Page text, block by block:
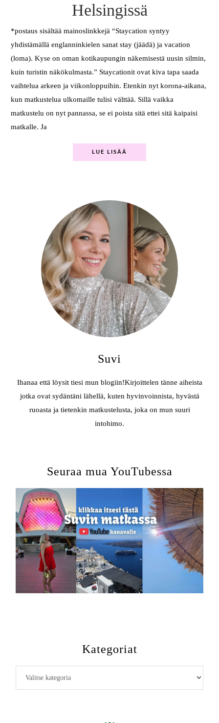
Helsingissä
*postaus sisältää mainoslinkkejä “Staycation syntyy
yhdistämällä englanninkielen sanat stay (jäädä) ja vacation
(loma). Kyse on oman kotikaupungin näkemisestä uusin silmin,
kuin turistin näkökulmasta.” Staycationit ovat kiva tapa saada
vaihtelua arkeen ja viikonloppuihin. Etenkin nyt korona-aikana,
kun matkustelua ulkomaille tulisi välttää. Sillä vaikka
matkustelu on nyt pannassa, se ei poista sitä ettei sitä kaipaisi
matkalle. Ja
LUE LISÄÄ
Suvi
Ihanaa että löysit tiesi mun blogiin!Kirjoittelen tänne aiheista
jotka ovat sydäntäni lähellä, kuten hyvinvoinnista, hyvästä
ruoasta ja tietenkin matkustelusta, joka on mun suuri
intohimo.
Seuraa mua YouTubessa
Kategoriat